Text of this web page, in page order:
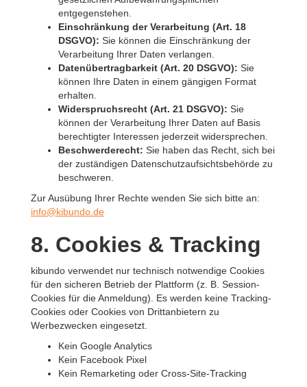
entgegenstehen.
Einschränkung der Verarbeitung (Art. 18
DSGVO): Sie können die Einschränkung der
Verarbeitung Ihrer Daten verlangen.
Datenübertragbarkeit (Art. 20 DSGVO): Sie
können Ihre Daten in einem gängigen Format
erhalten.
Widerspruchsrecht (Art. 21 DSGVO): Sie
können der Verarbeitung Ihrer Daten auf Basis
berechtigter Interessen jederzeit widersprechen.
Beschwerderecht: Sie haben das Recht, sich bei
der zuständigen Datenschutzaufsichtsbehörde zu
beschweren.
Zur Ausübung Ihrer Rechte wenden Sie sich bitte an:
info@kibundo.de
8. Cookies & Tracking
kibundo verwendet nur technisch notwendige Cookies
für den sicheren Betrieb der Plattform (z. B. Session-
Cookies für die Anmeldung). Es werden keine Tracking-
Cookies oder Cookies von Drittanbietern zu
Werbezwecken eingesetzt.
Kein Google Analytics
Kein Facebook Pixel
Kein Remarketing oder Cross-Site-Tracking